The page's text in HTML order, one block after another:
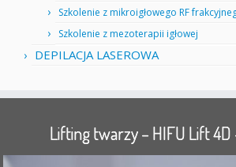
Szkolenie z mikroigłowego RF
Szkolenie z mezoterapii igłowej
DEPILACJA LASEROWA
Lifting twarzy – HIFU Lift 4D